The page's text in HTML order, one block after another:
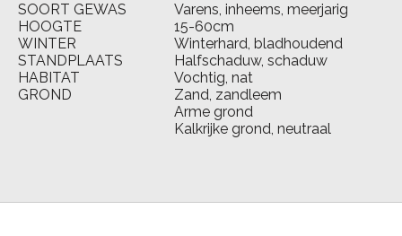
SOORT GEWAS
Varens, inheems, meerjarig
HOOGTE
15-60cm
WINTER
Winterhard, bladhoudend
STANDPLAATS
Halfschaduw, schaduw
HABITAT
Vochtig, nat
GROND
Zand, zandleem
Arme grond
Kalkrijke grond, neutraal